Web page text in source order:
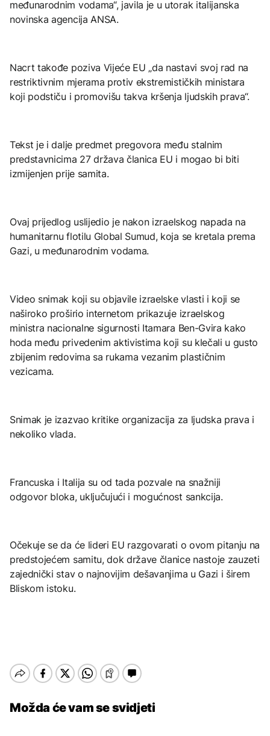
međunarodnim vodama“, javila je u utorak italijanska
novinska agencija ANSA.
Nacrt takođe poziva Vijeće EU „da nastavi svoj rad na
restriktivnim mjerama protiv ekstremističkih ministara
koji podstiču i promovišu takva kršenja ljudskih prava“.
Tekst je i dalje predmet pregovora među stalnim
predstavnicima 27 država članica EU i mogao bi biti
izmijenjen prije samita.
Ovaj prijedlog uslijedio je nakon izraelskog napada na
humanitarnu flotilu Global Sumud, koja se kretala prema
Gazi, u međunarodnim vodama.
Video snimak koji su objavile izraelske vlasti i koji se
naširoko proširio internetom prikazuje izraelskog
ministra nacionalne sigurnosti Itamara Ben-Gvira kako
hoda među privedenim aktivistima koji su klečali u gusto
zbijenim redovima sa rukama vezanim plastičnim
vezicama.
Snimak je izazvao kritike organizacija za ljudska prava i
nekoliko vlada.
Francuska i Italija su od tada pozvale na snažniji
odgovor bloka, uključujući i mogućnost sankcija.
Očekuje se da će lideri EU razgovarati o ovom pitanju na
predstojećem samitu, dok države članice nastoje zauzeti
zajednički stav o najnovijim dešavanjima u Gazi i širem
Bliskom istoku.
Možda će vam se svidjeti